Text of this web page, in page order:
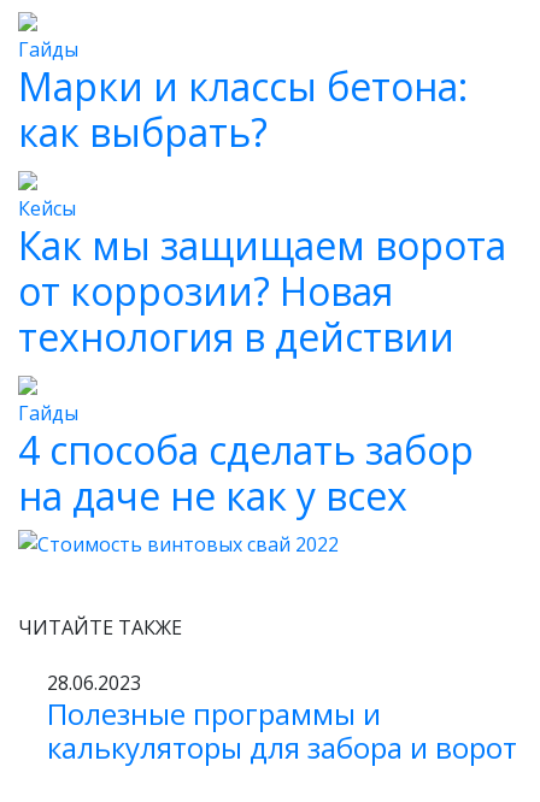
Гайды
Марки и классы бетона:
как выбрать?
Кейсы
Как мы защищаем ворота
от коррозии? Новая
технология в действии
Гайды
4 способа сделать забор
на даче не как у всех
ЧИТАЙТЕ ТАКЖЕ
28.06.2023
Полезные программы и
калькуляторы для забора и ворот